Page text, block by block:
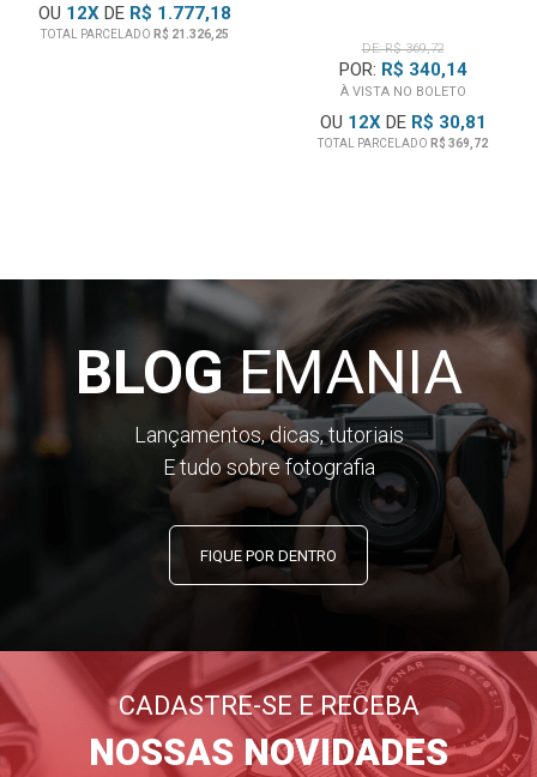
OU 12XDE R$ 1.777,18
TOTAL PARCELADO R$ 21.326,25
DE: R$ 369,72
POR: R$ 340,14
À VISTA NO BOLETO
OU 12XDE R$ 30,81
TOTAL PARCELADO R$ 369,72
BLOGEMANIA
Lançamentos, dicas, tutoriais
E tudo sobre fotografia
FIQUE POR DENTRO
CADASTRE-SE E RECEBA
NOSSAS NOVIDADES